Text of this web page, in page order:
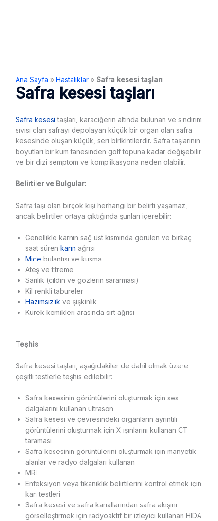
Ana Sayfa » Hastalıklar» Safra kesesi taşları
Safra kesesi taşları
Safra kesesi taşları, karaciğerin altında bulunan ve sindirim
sıvısı olan safrayı depolayan küçük bir organ olan safra
kesesinde oluşan küçük, sert birikintilerdir. Safra taşlarının
boyutları bir kum tanesinden golf topuna kadar değişebilir
ve bir dizi semptom ve komplikasyona neden olabilir.
Belirtiler ve Bulgular:
Safra taşı olan birçok kişi herhangi bir belirti yaşamaz,
ancak belirtiler ortaya çıktığında şunları içerebilir:
Genellikle karnın sağ üst kısmında görülen ve birkaç
saat süren karın ağrısı
Mide bulantısı ve kusma
Ateş ve titreme
Sarılık (cildin ve gözlerin sararması)
Kil renkli tabureler
Hazımsızlık ve şişkinlik
Kürek kemikleri arasında sırt ağrısı
Teşhis
Safra kesesi taşları, aşağıdakiler de dahil olmak üzere
çeşitli testlerle teşhis edilebilir:
Safra kesesinin görüntülerini oluşturmak için ses
dalgalarını kullanan ultrason
Safra kesesi ve çevresindeki organların ayrıntılı
görüntülerini oluşturmak için X ışınlarını kullanan CT
taraması
Safra kesesinin görüntülerini oluşturmak için manyetik
alanlar ve radyo dalgaları kullanan
MRI
Enfeksiyon veya tıkanıklık belirtilerini kontrol etmek için
kan testleri
Safra kesesi ve safra kanallarından safra akışını
görselleştirmek için radyoaktif bir izleyici kullanan HIDA